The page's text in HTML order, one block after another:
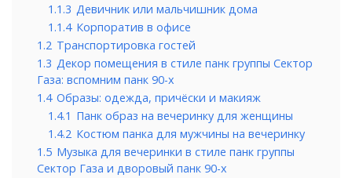
1.1.3 Девичник или мальчишник дома
1.1.4 Корпоратив в офисе
1.2 Транспортировка гостей
1.3 Декор помещения в стиле панк группы Сектор
Газа: вспомним панк 90-х
1.4 Образы: одежда, причёски и макияж
1.4.1 Панк образ на вечеринку для женщины
1.4.2 Костюм панка для мужчины на вечеринку
1.5 Музыка для вечеринки в стиле панк группы
Сектор Газа и дворовый панк 90-х